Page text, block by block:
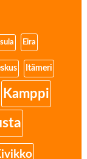
Eira
Itämeri
Kamppi